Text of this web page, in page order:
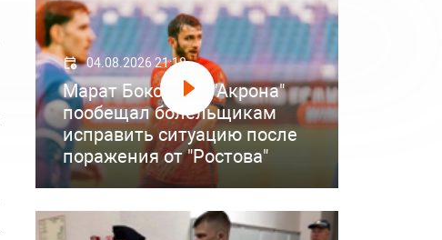
04.08.2026 21:18
Марат Бокоев из "Акрона"
пообещал болельщикам
исправить ситуацию после
поражения от "Ростова"